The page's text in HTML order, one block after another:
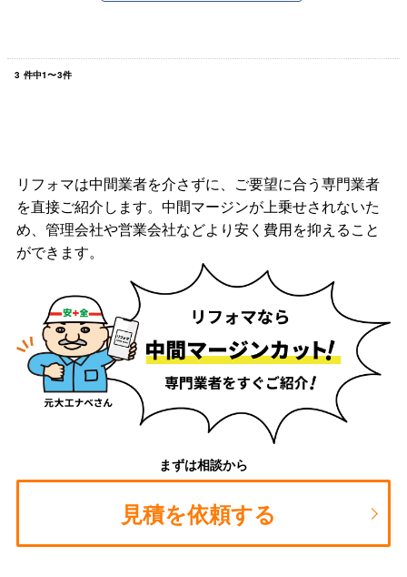
3 件中1〜3件
リフォマは中間業者を介さずに、ご要望に合う専門業者
を直接ご紹介します。中間マージンが上乗せされないた
め、管理会社や営業会社などより安く費用を抑えること
ができます。
まずは相談から
見積を依頼する